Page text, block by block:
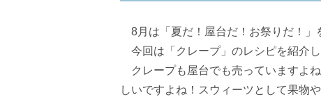
8月は「夏だ！屋台だ！お祭りだ！」
今回は「クレープ」のレシピを紹介し
クレープも屋台でも売っていますよ
しいですよね！スウィーツとして果物